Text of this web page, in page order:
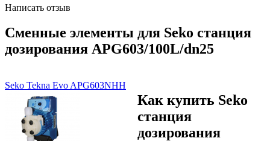
Написать отзыв
Сменные элементы для Seko cтанция
дозирования APG603/100L/dn25
Seko Tekna Evo APG603NHH
Как купить Seko
cтанция
дозирования